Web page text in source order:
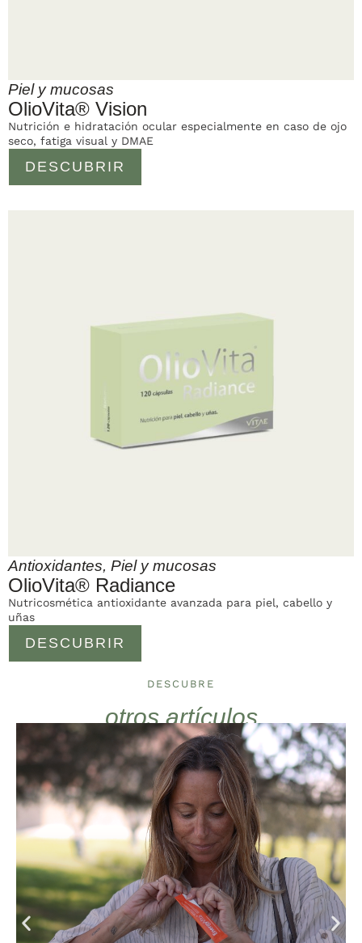
Piel y mucosas
OlioVita® Vision
DESCUBRIR
Nutrición e hidratación ocular especialmente en caso de ojo
seco, fatiga visual y DMAE
Antioxidantes, Piel y mucosas
OlioVita® Radiance
DESCUBRIR
Nutricosmética antioxidante avanzada para piel, cabello y
uñas
DESCUBRE
otros artículos